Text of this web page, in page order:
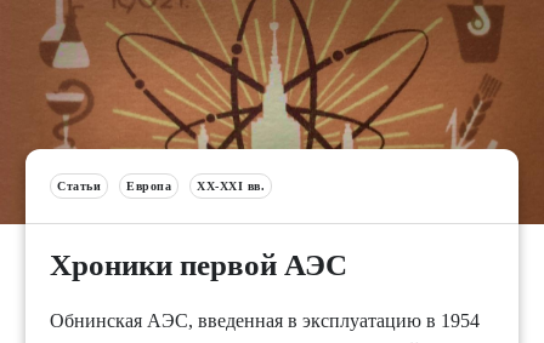
Статьи Европа XX-XXI вв.
Хроники первой АЭС
Обнинская АЭС, введенная в эксплуатацию в 1954